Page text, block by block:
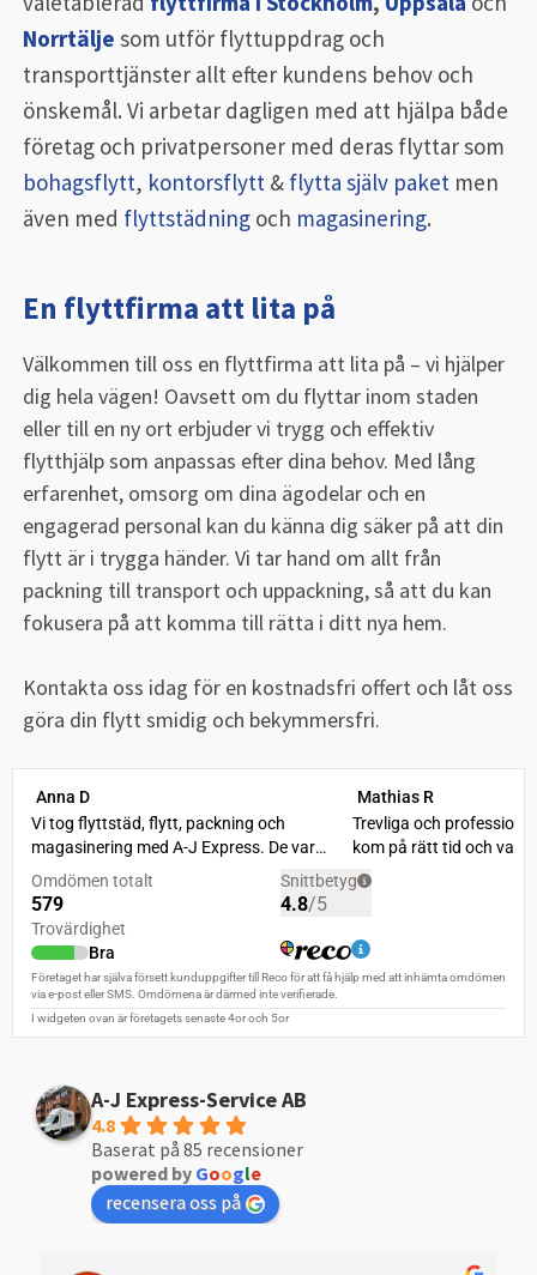
Norrtälje som utför flyttuppdrag och
transporttjänster allt efter kundens behov och
önskemål. Vi arbetar dagligen med att hjälpa både
företag och privatpersoner med deras flyttar som
bohagsflytt, kontorsflytt& flytta själv paketmen
även med flyttstädningoch magasinering.
En flyttfirma att lita på
Välkommen till oss en flyttfirma att lita på – vi hjälper
dig hela vägen! Oavsett om du flyttar inom staden
eller till en ny ort erbjuder vi trygg och effektiv
flytthjälp som anpassas efter dina behov. Med lång
erfarenhet, omsorg om dina ägodelar och en
engagerad personal kan du känna dig säker på att din
flytt är i trygga händer. Vi tar hand om allt från
packning till transport och uppackning, så att du kan
fokusera på att komma till rätta i ditt nya hem.
Kontakta oss idag för en kostnadsfri offert och låt oss
göra din flytt smidig och bekymmersfri.
A-J Express-Service AB
4.8
Baserat på 85 recensioner
powered by Google
recensera oss på